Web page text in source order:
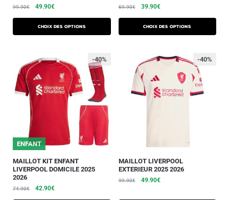
99.90€ 49.90€
Choix des options
69.90€ 39.90€
Choix des options
ENFANT
-40%
MAILLOT KIT ENFANT
LIVERPOOL DOMICILE 2025
2026
74.90€ 42.90€
-40%
MAILLOT LIVERPOOL
EXTERIEUR 2025 2026
99.90€ 49.90€